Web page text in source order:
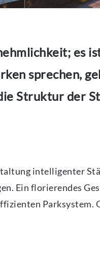
es
sprechen,
Struktur der
intelligenter
Ein florierendes